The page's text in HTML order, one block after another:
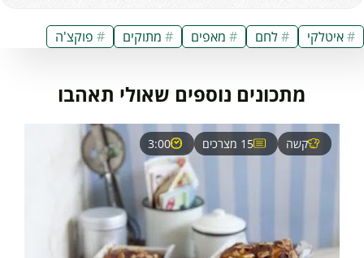
איטלקי לחם מאפים מתוקים פוקצ'ה
מתכונים נוספים שאולי תאהבו
קשה 15 מצרכים 3:00